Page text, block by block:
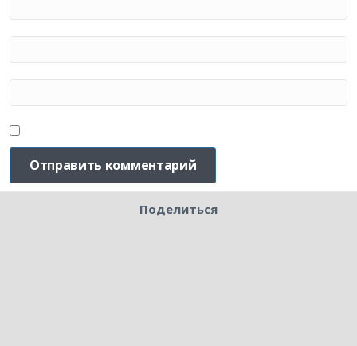
Поделиться